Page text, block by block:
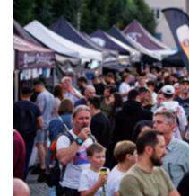
Fajer Festiwal 2026
Chorzów
18.28 km